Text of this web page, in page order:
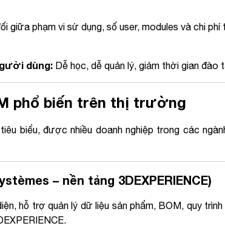
giữa phạm vi sử dụng, số user, modules và chi phí
dùng: Dễ học, dễ quản lý, giảm thời gian đào
phổ biến trên thị trường
biểu, được nhiều doanh nghiệp trong các
– nền tảng 3DEXPERIENCE)
hỗ trợ quản lý dữ liệu sản phẩm, BOM, quy